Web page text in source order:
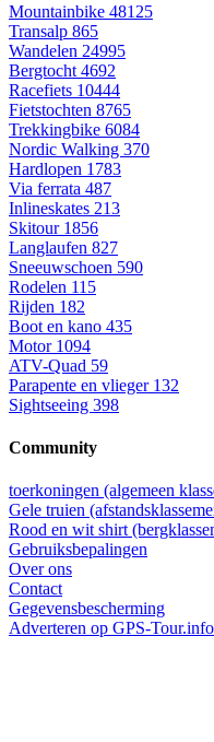
Mountainbike 48125
Transalp 865
Wandelen 24995
Bergtocht 4692
Racefiets 10444
Fietstochten 8765
Trekkingbike 6084
Nordic Walking 370
Hardlopen 1783
Via ferrata 487
Inlineskates 213
Skitour 1856
Langlaufen 827
Sneeuwschoen 590
Rodelen 115
Rijden 182
Boot en kano 435
Motor 1094
ATV-Quad 59
Parapente en vlieger 132
Sightseeing 398
Community
toerkoningen (algemeen
Gele truien
Rood en wit shirt
Gebruiksbepalingen
Over ons
Contact
Gegevensbescherming
Adverteren op GPS-Tour.info